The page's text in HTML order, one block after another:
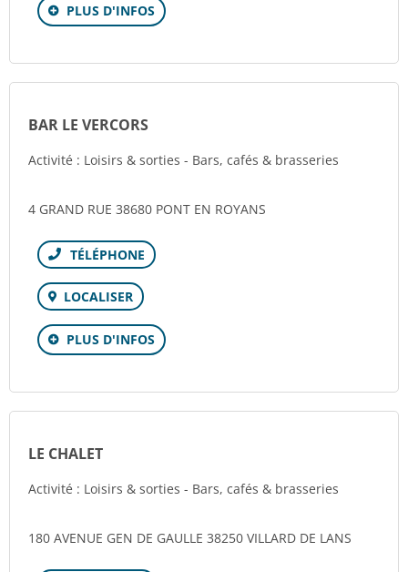
PLUS D'INFOS
BAR LE VERCORS
Activité : Loisirs & sorties - Bars, cafés & brasseries
4 GRAND RUE 38680 PONT EN ROYANS
Téléphone
LOCALISER
PLUS D'INFOS
LE CHALET
Activité : Loisirs & sorties - Bars, cafés & brasseries
180 AVENUE GEN DE GAULLE 38250 VILLARD DE LANS